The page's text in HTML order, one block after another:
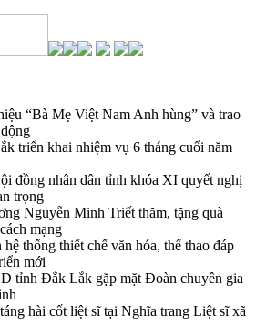
“Bà Mẹ Việt Nam Anh hùng” và trao
triển khai nhiệm vụ 6 tháng cuối năm
đồng nhân dân tỉnh khóa XI quyết nghị
trọng
Nguyễn Minh Triết thăm, tặng quà
mạng
hệ thống thiết chế văn hóa, thể thao đáp
mới
tỉnh Đắk Lắk gặp mặt Đoàn chuyên gia
hài cốt liệt sĩ tại Nghĩa trang Liệt sĩ xã